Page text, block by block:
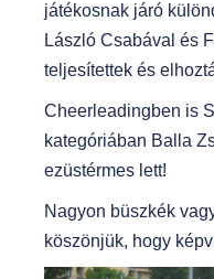
játékosnak járó
László Csabával és
teljesítettek és
Cheerleadingben is
kategóriában Balla
ezüstérmes lett!
Nagyon büszkék
köszönjük, hogy